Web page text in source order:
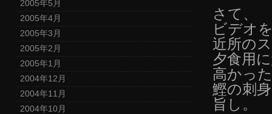
2005年5月
2005年4月
2005年3月
2005年2月
2005年1月
2004年12月
2004年11月
2004年10月
さて、
ビデオ
近所の
夕食用
高かっ
鰹の刺
旨し。